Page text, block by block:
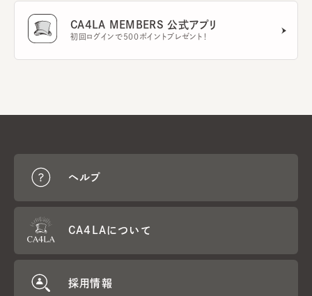
CA4LA MEMBERS 公式アプリ
初回ログインで500ポイントプレゼント！
ヘルプ
CA4LAについて
採用情報